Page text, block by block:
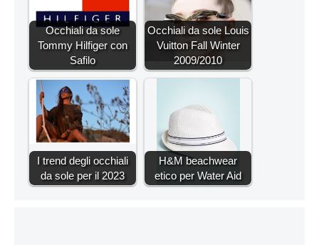
Occhiali da sole
Tommy Hilfiger con
Safilo
Occhiali da sole Louis
Vuitton Fall Winter
2009/2010
I trend degli occhiali
da sole per il 2023
H&M beachwear
etico per Water Aid